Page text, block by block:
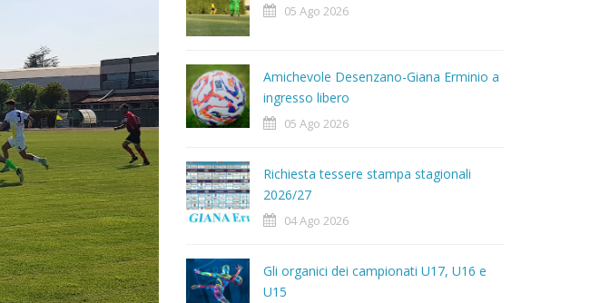
05 Ago 2026
Amichevole Desenzano-Giana Erminio a
ingresso libero
05 Ago 2026
Richiesta tessere stampa stagionali
2026/27
04 Ago 2026
Gli organici dei campionati U17, U16 e
U15